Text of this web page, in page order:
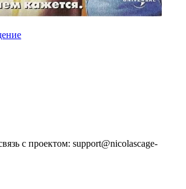
с проектом: support@nicolascage-